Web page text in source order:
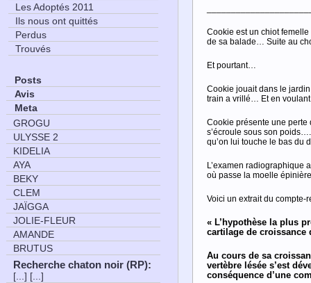
Cookie est un chiot
de sa balade… Suite au
Et pourtant…
Cookie jouait dans le
train a vrillé… Et en
Cookie présente une perte
s’écroule sous son
qu’on lui touche le bas du
L’examen radiographique
où passe la moelle
Voici un extrait du compte-
« L’hypothèse la plus
cartilage de croissance
Au cours de sa
vertèbre lésée s’est
conséquence d’une
Les Adoptés 2011
Ils nous ont quittés
Perdus
Trouvés
Posts
Avis
Meta
GROGU
ULYSSE 2
KIDELIA
AYA
BEKY
CLEM
JAÏGGA
JOLIE-FLEUR
AMANDE
BRUTUS
Recherche chaton noir (RP):
[...] [...]